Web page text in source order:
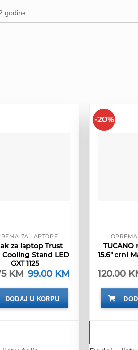
godine
ZA LAPTOPE
za laptop Trust
Cooling Stand LED
GXT 1125
KM Izvorna
cijena
bila
123.75 KM.
99.00 KM Trenutna
DODAJ U KORPU
-20%
TUCANO
15.6″ crni
120.00